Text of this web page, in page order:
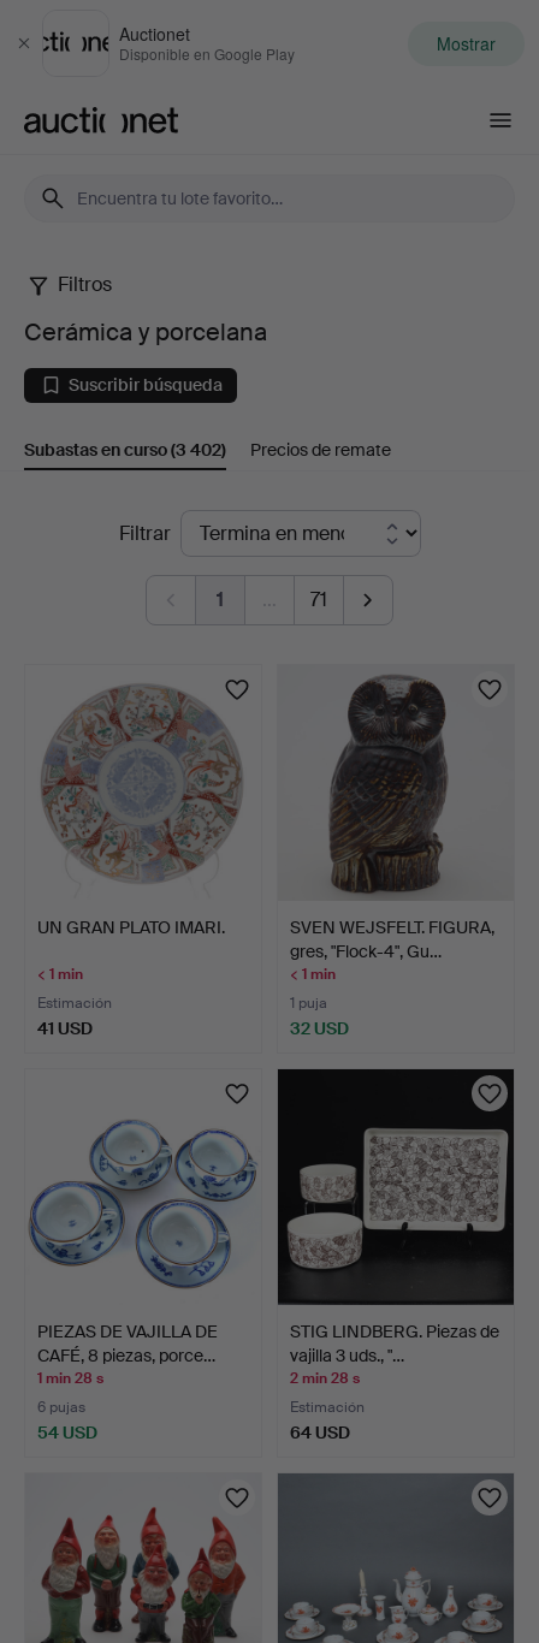
Cerrar
Auctionet
Disponible en Google Play Mostrar
Cerámica
porcelana
Filtros
Cerámica y porcelana
Suscribir búsqueda
Subastas en curso(3 402) Precios de remate
SubastasFiltrar
1 … 71
UN GRAN PLATO IMARI.
< 1 min
Estimación
41 USD
SVEN WEJSFELT. FIGURA,
gres, "Flock-4", Gu…
< 1 min
1 puja
32 USD
PIEZAS DE VAJILLA DE
CAFÉ, 8 piezas, porce…
1 min 28 s
6 pujas
54 USD
STIG LINDBERG. Piezas de
vajilla 3 uds., "…
2 min 28 s
Estimación
64 USD